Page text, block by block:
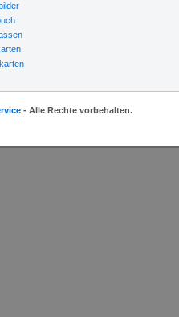
- Alle Rechte vorbehalten.